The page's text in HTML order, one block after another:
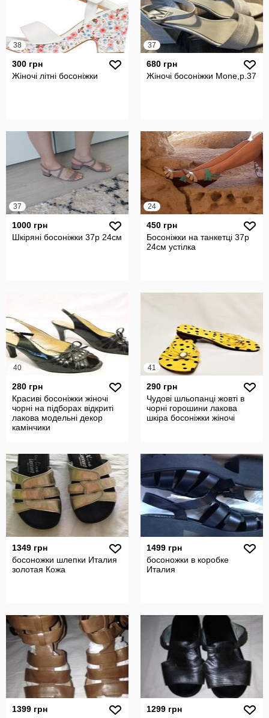
38
300 грн
Жіночі літні босоніжки
37
680 грн
Жіночі босоніжки Mone,р.37
37
1000 грн
Шкіряні босоніжки 37р 24см
24
450 грн
Босоніжки на танкетці 37р
24см устілка
40
280 грн
Красиві босоніжки жіночі
чорні на підборах відкриті
лакова модельні декор
камінчики
41
290 грн
Чудові шльопанці жовті в
чорні горошини лакова
шкіра босоніжки жіночі
1349 грн
босоножки шлепки Италия
золотая Кожа
1499 грн
босоножки в коробке
Италия
1399 грн
1299 грн